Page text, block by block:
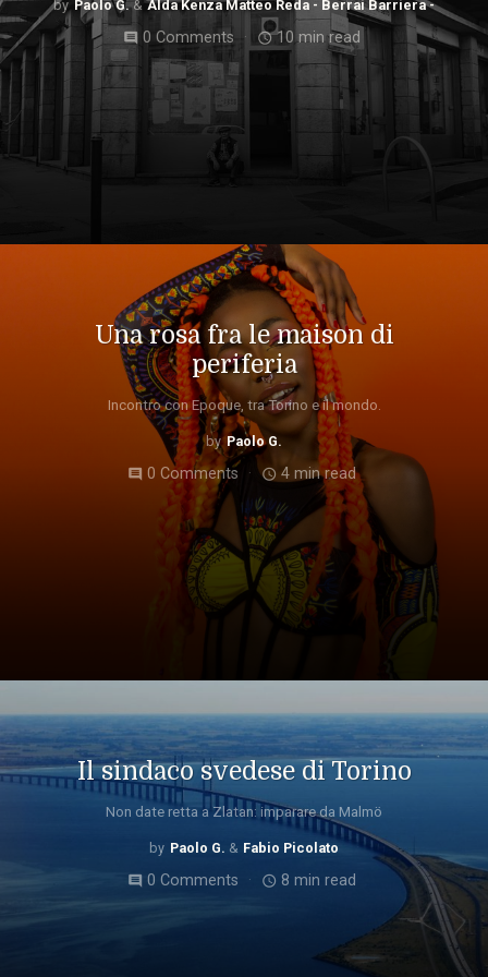
Paolo G. Alda Kenza Matteo Reda - Berrai Barriera -
comment 0 Comments access_time10 min read
Una rosa fra le maison di
periferia
Incontro con Epoque, tra Torino e il mondo.
Paolo G.
comment 0 Comments access_time 4 min read
Il sindaco svedese di Torino
Non date retta a Zlatan: imparare da Malmö
Paolo G. Fabio Picolato
comment0 Comments access_time 8 min read